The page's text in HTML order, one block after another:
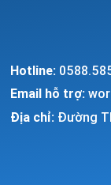
Hotline:
Email hỗ trợ:
Địa chỉ: Đường